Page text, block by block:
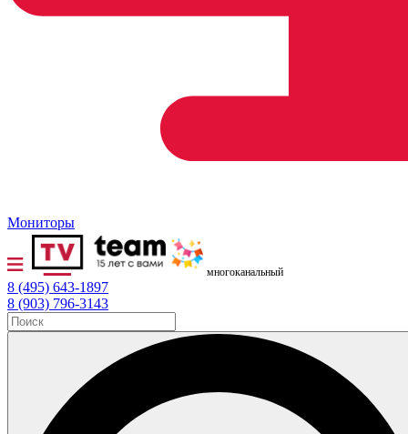
Мониторы
многоканальный
8 (495) 643-1897
8 (903) 796-3143